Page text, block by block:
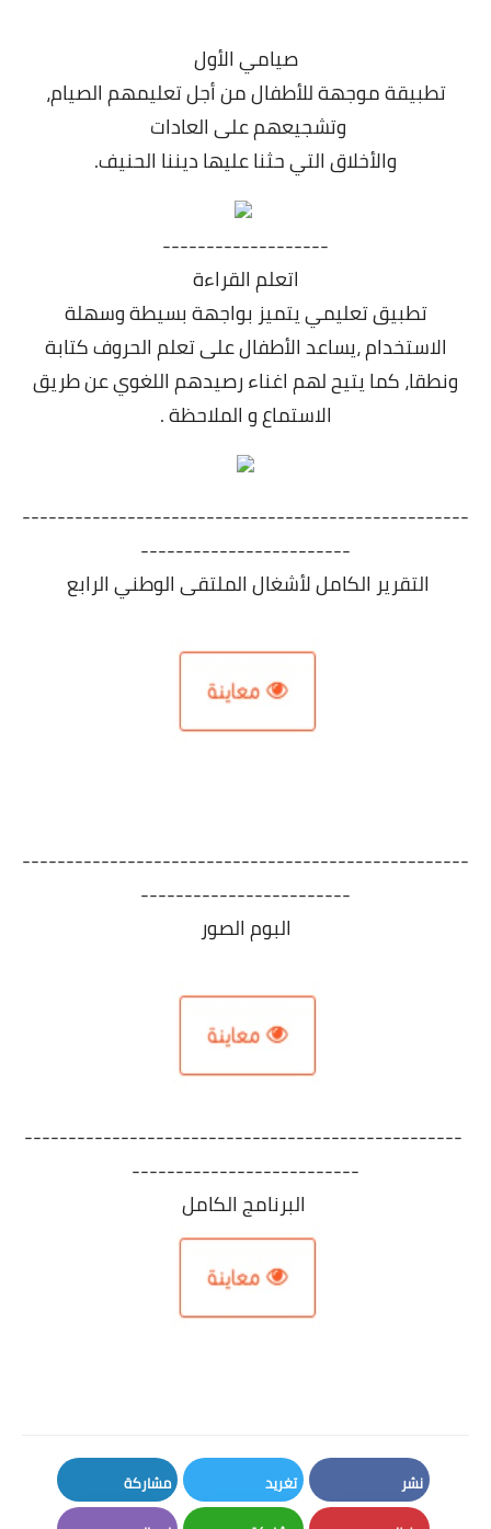
صيامي الأول
تطبيقة موجهة للأطفال من أجل تعليمهم الصيام،
وتشجيعهم على العادات
والأخلاق التي حثنا عليها ديننا الحنيف.
-------------------
اتعلم القراءة
تطبيق تعليمي يتميز بواجهة بسيطة وسهلة
الاستخدام ،يساعد الأطفال على تعلم الحروف كتابة
ونطقا، كما يتيح لهم اغناء رصيدهم اللغوي عن طريق
الاستماع و الملاحظة .
---------------------------------------------------
------------------------
التقرير الكامل لأشغال الملتقى الوطني الرابع
---------------------------------------------------
------------------------
البوم الصور
--------------------------
------------------------
--------------
------------
البرنامج الكامل
نشر
Facebook
تغريد
Twitter
مشاركة
LinkedIn